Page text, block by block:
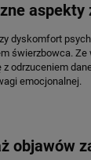
dyskomfort
świerzbowca.
z odrzuceniem
emocjonalnej.
objawów